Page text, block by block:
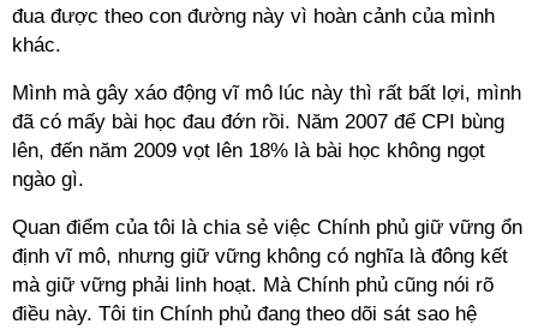
đua được theo con đường này vì hoàn cảnh của mình
khác.
Mình mà gây xáo động vĩ mô lúc này thì rất bất lợi, mình
đã có mấy bài học đau đớn rồi. Năm 2007 để CPI bùng
lên, đến năm 2009 vọt lên 18% là bài học không ngọt
ngào gì.
Quan điểm của tôi là chia sẻ việc Chính phủ giữ vững ổn
định vĩ mô, nhưng giữ vững không có nghĩa là đông kết
mà giữ vững phải linh hoạt. Mà Chính phủ cũng nói rõ
điều này. Tôi tin Chính phủ đang theo dõi sát sao hệ